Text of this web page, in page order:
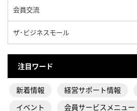
会員交流
ザ･ビジネスモール
注目ワード
新着情報 経営サポート情報
イベント
会員サービスメニュー